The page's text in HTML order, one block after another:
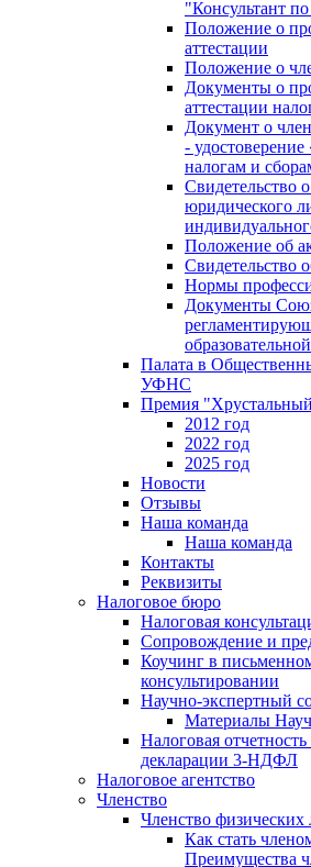
"Консультант
Положение о
аттестации
Положение о
Документы о
аттестации
Документ о
-
налогам и
Свидетельство
юридического
Положение об
Свидетельство
Нормы
Документы
Палата в
УФНС
Премия
2012 год
2022 год
2025 год
Новости
Отзывы
Наша команда
Наша команда
Контакты
Реквизиты
Налоговое бюро
Налоговая
Cопровождение и
Коучинг в
консультировании
Научно-экспертный
Материалы
Налоговая
декларации 3-НДФЛ
Налоговое агентство
Членство
Членство физических
Как стать
Преимущества